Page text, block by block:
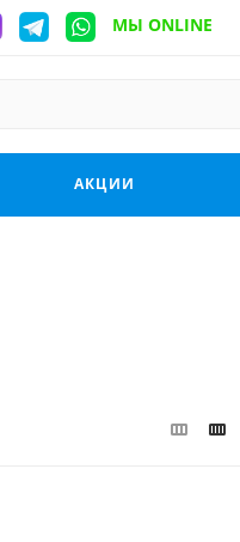
МЫ ONLINE
АКЦИИ